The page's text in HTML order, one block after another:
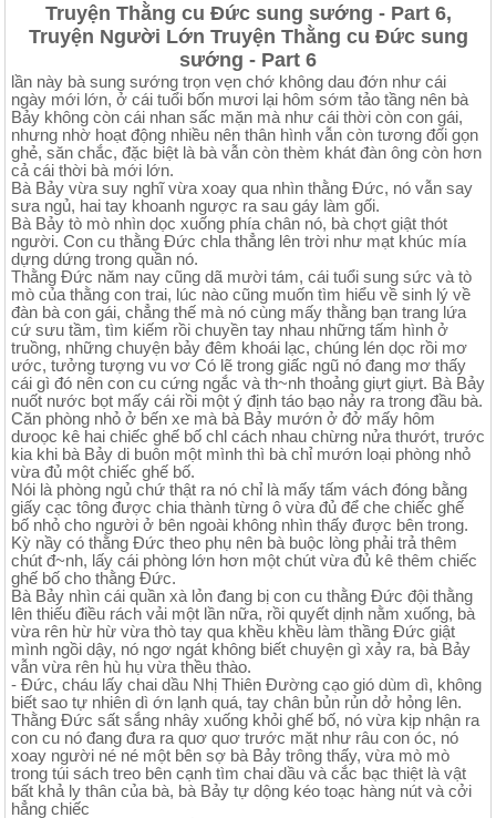
Truyện Thằng cu Đức sung sướng - Part 6,
Truyện Người Lớn Truyện Thằng cu Đức sung
sướng - Part 6
lần này bà sung sướng trọn vẹn chớ không dau đớn như cái
ngày mới lớn, ở cái tuổi bốn mươi lại hôm sớm tảo tầng nên bà
Bảy không còn cái nhan sấc mặn mà như cái thời còn con gái,
nhưng nhờ hoạt động nhiều nên thân hình vẫn còn tương đối gọn
ghẻ, săn chắc, đặc biệt là bà vẫn còn thèm khát đàn ông còn hơn
cả cái thời bà mới lớn.
Bà Bảy vừa suy nghĩ vừa xoay qua nhìn thằng Đức, nó vẫn say
sưa ngủ, hai tay khoanh ngược ra sau gáy làm gối.
Bà Bảy tò mò nhìn dọc xuống phía chân nó, bà chợt giật thót
người. Con cu thằng Đức chla thẳng lên trời như mạt khúc mía
dựng dứng trong quần nó.
Thằng Đức năm nay cũng dã mười tám, cái tuổi sung sức và tò
mò của thằng con trai, lúc nào cũng muốn tìm hiểu về sinh lý về
đàn bà con gái, chẳng thế mà nó cùng mấy thằng bạn trang lứa
cứ sưu tầm, tìm kiếm rồi chuyền tay nhau những tấm hình ở
truồng, những chuyện bảy đêm khoái lạc, chúng lén dọc rồi mơ
ước, tưởng tượng vu vơ Có lẽ trong giấc ngũ nó đang mơ thấy
cái gì đó nên con cu cứng ngắc và th~nh thoảng giựt giựt. Bà Bảy
nuốt nước bọt mấy cái rồi một ý định táo bạo nảy ra trong đầu bà.
Căn phòng nhỏ ở bến xe mà bà Bảy mướn ở đở mấy hôm
dưoọc kê hai chiếc ghế bố chl cách nhau chừng nửa thướt, trước
kia khi bà Bảy di buôn một mình thì bà chỉ mướn loại phòng nhỏ
vừa đủ một chiếc ghế bố.
Nói là phòng ngủ chứ thật ra nó chỉ là mấy tấm vách đóng bằng
giấy cạc tông được chia thành từng ô vừa đủ để che chiếc ghế
bố nhỏ cho người ở bên ngoài không nhìn thấy được bên trong.
Kỳ nầy có thằng Đức theo phụ nên bà buộc lòng phải trả thêm
chút đ~nh, lấy cái phòng lớn hơn một chút vừa đủ kê thêm chiếc
ghế bố cho thằng Đức.
Bà Bảy nhìn cái quần xà lỏn đang bị con cu thằng Đức đội thằng
lên thiếu điều rách vải một lần nữa, rồi quyết dịnh nằm xuống, bà
vừa rên hừ hừ vừa thò tay qua khều khều làm thầng Đức giật
mình ngồi dậy, nó ngơ ngát không biết chuyện gì xảy ra, bà Bảy
vẫn vừa rên hù hụ vừa thều thào.
- Đức, cháu lấy chai dầu Nhị Thiên Đường cạo gió dùm dì, không
biết sao tự nhiên dì ớn lạnh quá, tay chân bủn rủn dở hỏng lên.
Thằng Đức sất sắng nhây xuống khỏi ghế bố, nó vừa kịp nhận ra
con cu nó đang đưa ra quơ quơ trước mặt như râu con óc, nó
xoay người né né một bên sợ bà Bảy trông thấy, vừa mò mò
trong túi sách treo bên cạnh tìm chai dầu và cắc bạc thiệt là vật
bất khả ly thân của bà, bà Bảy tự dộng kéo toạc hàng nút và cởi
hẳng chiếc